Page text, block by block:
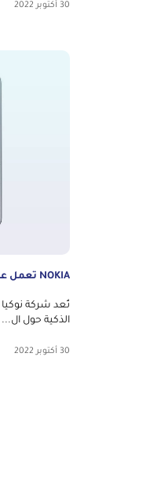
30 أكتوبر 2022
NOKIA تعمل على إطلاق هاتف NOKIA G60 قريباً في الهند
الذكية حول ال...
30 أكتوبر 2022